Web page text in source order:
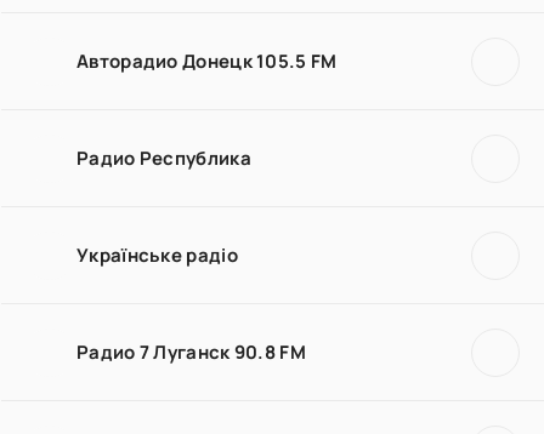
Авторадио Донецк 105.5 FM
Радио Республика
Українське радіо
Радио 7 Луганск 90.8 FM